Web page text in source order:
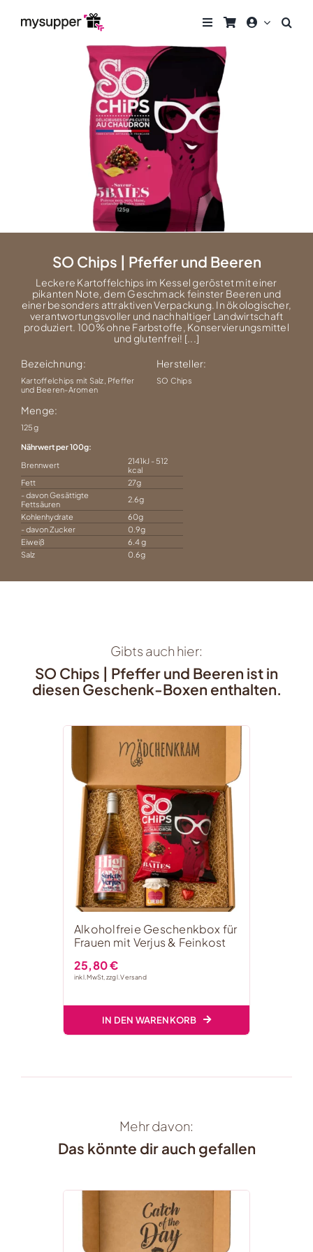
Inhalt
SO Chips | Pfeffer und Beeren
Leckere Kartoffelchips im Kessel geröstet mit einer
pikanten Note, dem Geschmack feinster Beeren und
einer besonders attraktiven Verpackung. In ökologischer,
verantwortungsvoller und nachhaltiger Landwirtschaft
produziert. 100% ohne Farbstoffe, Konservierungsmittel
und glutenfrei! [...]
Bezeichnung:
Kartoffelchips mit Salz, Pfeffer
und Beeren-Aromen
Hersteller:
SO Chips
Menge:
125g
Nährwert per 100g
Brennwert
2141kJ - 512
kcal
Fett
27g
- davon Gesättigte
Fettsäuren
2.6g
Kohlenhydrate
60g
- davon Zucker
0.9g
Eiweiß
6.4 g
Salz
0.6g
Gibts auch hier:
SO Chips | Pfeffer und Beeren ist in
diesen Geschenk-Boxen enthalten.
Alkoholfreie Geschenkbox für
Frauen mit Verjus & Feinkost
25,80€
inkl. MwSt, zzgl.Versand
IN DEN WARENKORB
Mehr davon:
Das könnte dir auch gefallen